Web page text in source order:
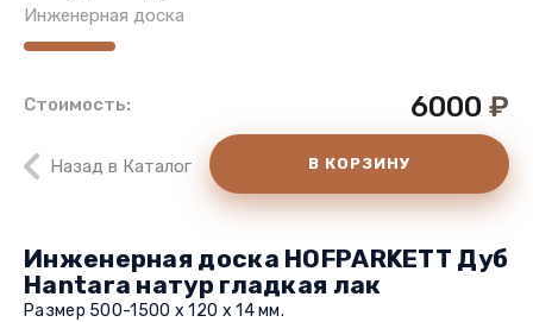
Инженерная доска
Стоимость: 6000 ₽
Назад в Каталог В КОРЗИНУ
Инженерная доска HOFPARKETT Дуб
Hantara натур гладкая лак
Размер 500-1500 x 120 x 14 мм.